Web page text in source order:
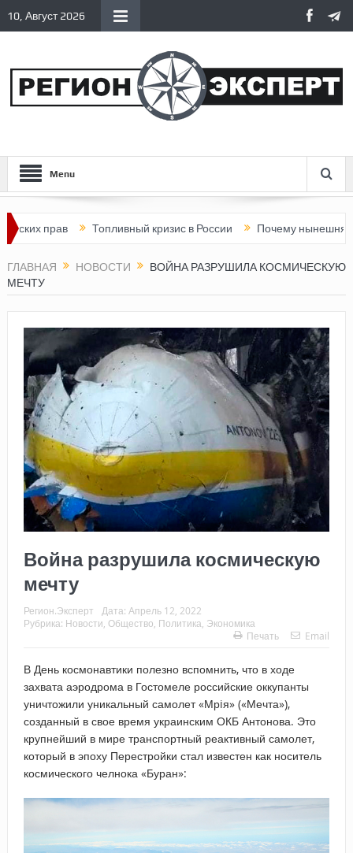
10, Август 2026
Menu
Топливный кризис в России Почему нынешняя Россия
ГЛАВНАЯ НОВОСТИ
ВОЙНА РАЗРУШИЛА КОСМИЧЕСКУЮ
МЕЧТУ
Война разрушила космическую
мечту
Регион.Эксперт Дата: Апрель 12, 2022
Рубрика: Новости Общество Политика Экономика
Печать
Email
В День космонавтики полезно вспомнить, что в ходе
захвата аэродрома в Гостомеле российские оккупанты
уничтожили уникальный самолет «Мрiя» («Мечта»),
созданный в свое время украинским ОКБ Антонова. Это
крупнейший в мире транспортный реактивный самолет,
который в эпоху Перестройки стал известен как носитель
космического челнока «Буран»: